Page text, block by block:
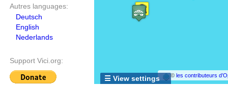
Autres languages:
Deutsch
English
Nederlands
Support Vici.org:
©les contributeurs
☰ View settings